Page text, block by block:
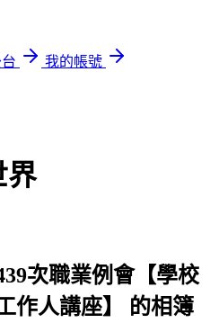
我的帳號
界
次職業例會【學校
作人講座】 的相簿